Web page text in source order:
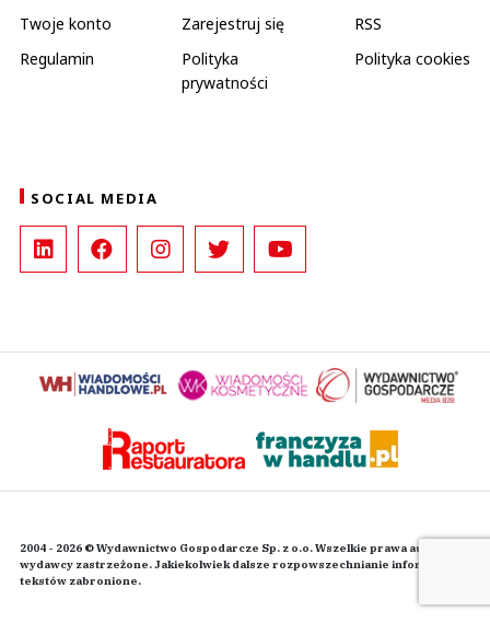
Twoje konto
Zarejestruj się
RSS
Regulamin
Polityka
prywatności
Polityka cookies
SOCIAL MEDIA
2004 - 2026 © Wydawnictwo Gospodarcze Sp. z o.o. Wszelkie prawa autorskie
wydawcy zastrzeżone. Jakiekolwiek dalsze rozpowszechnianie informacji i
tekstów zabronione.